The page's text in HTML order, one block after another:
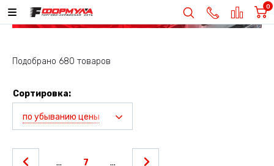
0
Подобрано 680 товаров
Сортировка:
по убыванию цены
... 7 ...